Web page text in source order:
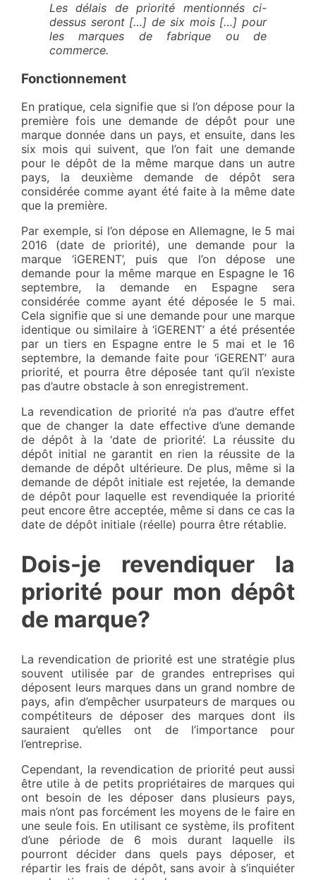
Les délais de priorité mentionnés ci-
dessus seront […] de six mois […] pour
les marques de fabrique ou de
commerce.
Fonctionnement
En pratique, cela signifie que si l’on dépose pour la
première fois une demande de dépôt pour une
marque donnée dans un pays, et ensuite, dans les
six mois qui suivent, que l’on fait une demande
pour le dépôt de la même marque dans un autre
pays, la deuxième demande de dépôt sera
considérée comme ayant été faite à la même date
que la première.
Par exemple, si l’on dépose en Allemagne, le 5 mai
2016 (date de priorité), une demande pour la
marque ‘iGERENT’, puis que l’on dépose une
demande pour la même marque en Espagne le 16
septembre, la demande en Espagne sera
considérée comme ayant été déposée le 5 mai.
Cela signifie que si une demande pour une marque
identique ou similaire à ‘iGERENT’ a été présentée
par un tiers en Espagne entre le 5 mai et le 16
septembre, la demande faite pour ‘iGERENT’ aura
priorité, et pourra être déposée tant qu’il n’existe
pas d’autre obstacle à son enregistrement.
La revendication de priorité n’a pas d’autre effet
que de changer la date effective d’une demande
de dépôt à la ‘date de priorité’. La réussite du
dépôt initial ne garantit en rien la réussite de la
demande de dépôt ultérieure. De plus, même si la
demande de dépôt initiale est rejetée, la demande
de dépôt pour laquelle est revendiquée la priorité
peut encore être acceptée, même si dans ce cas la
date de dépôt initiale (réelle) pourra être rétablie.
Dois-je revendiquer la
priorité pour mon dépôt
de marque?
La revendication de priorité est une stratégie plus
souvent utilisée par de grandes entreprises qui
déposent leurs marques dans un grand nombre de
pays, afin d’empêcher usurpateurs de marques ou
compétiteurs de déposer des marques dont ils
sauraient qu’elles ont de l’importance pour
l’entreprise.
Cependant, la revendication de priorité peut aussi
être utile à de petits propriétaires de marques qui
ont besoin de les déposer dans plusieurs pays,
mais n’ont pas forcément les moyens de le faire en
une seule fois. En utilisant ce système, ils profitent
d’une période de 6 mois durant laquelle ils
pourront décider dans quels pays déposer, et
répartir les frais de dépôt, sans avoir à s’inquiéter